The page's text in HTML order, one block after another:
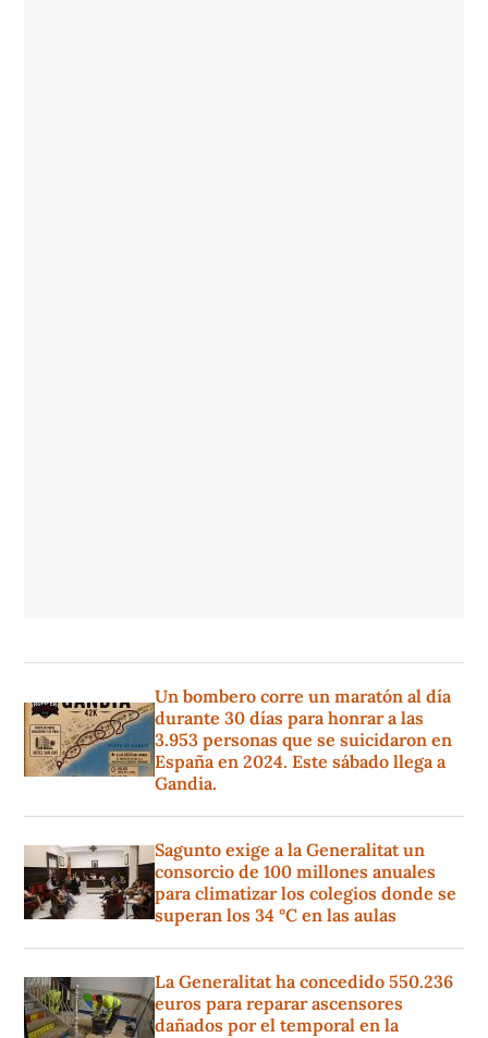
Un bombero corre un maratón al día
durante 30 días para honrar a las
3.953 personas que se suicidaron en
España en 2024. Este sábado llega a
Gandia.
Sagunto exige a la Generalitat un
consorcio de 100 millones anuales
para climatizar los colegios donde se
superan los 34 °C en las aulas
La Generalitat ha concedido 550.236
euros para reparar ascensores
dañados por el temporal en la